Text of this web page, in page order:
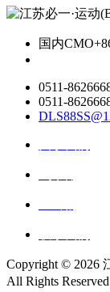
国内CMO
0511-
0511-
Copyright © 2026
All Rights